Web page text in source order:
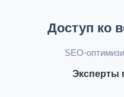
Доступ ко
SEO-
Эксперты